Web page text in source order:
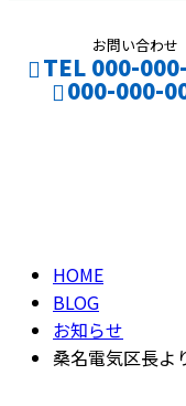
お問い合わせ
TEL 000-
000-000-
HOME
BLOG
お知らせ
桑名電気区長よ